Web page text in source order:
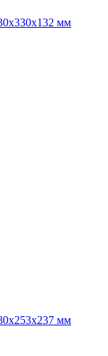
мм
мм